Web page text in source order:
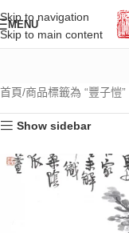
Skip to navigation
Skip to main content
MENU
首頁 商品標籤為 “豐子愷”
Show sidebar